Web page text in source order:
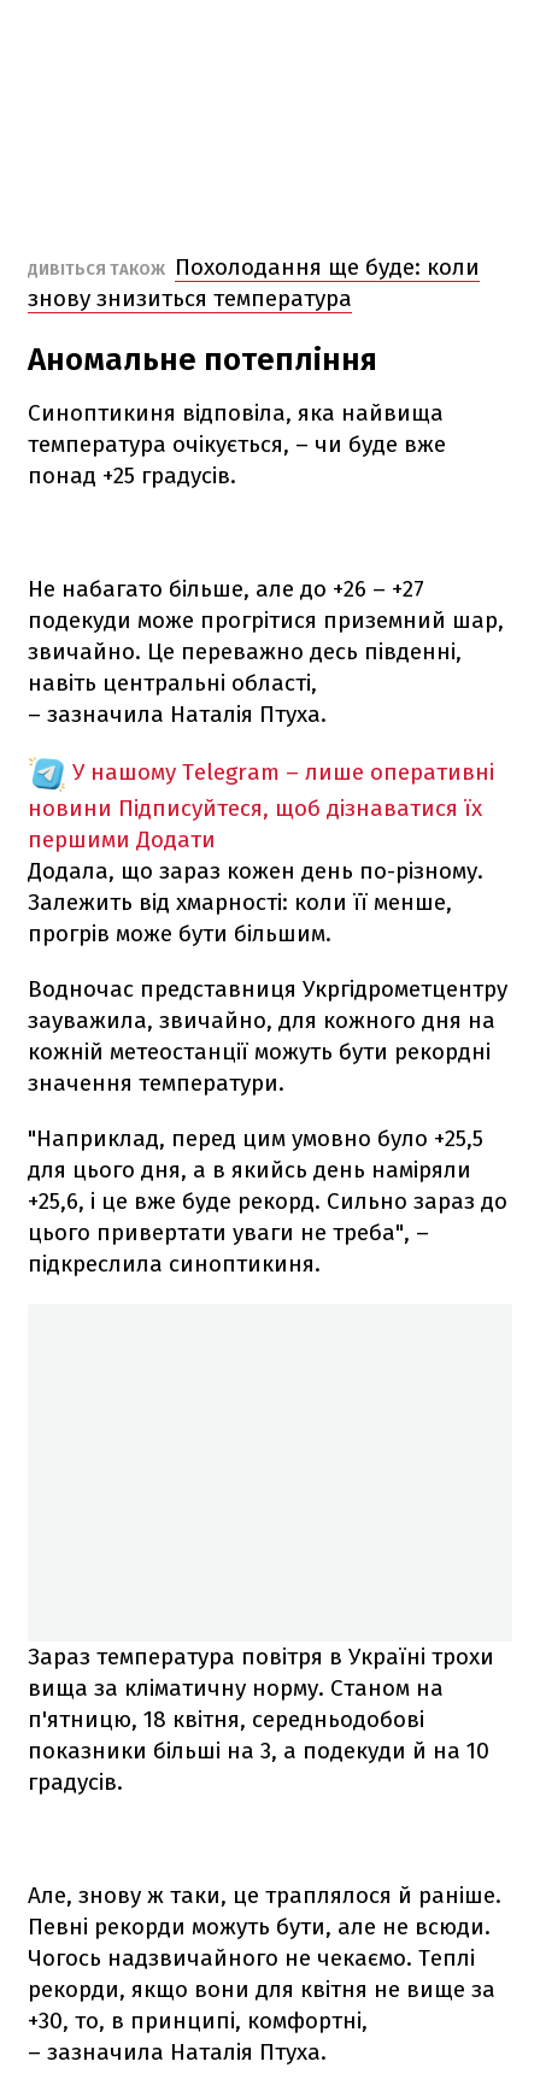
ДИВІТЬСЯ ТАКОЖ
Похолодання ще буде: коли
знову знизиться температура
Аномальне потепління
Синоптикиня відповіла, яка найвища
температура очікується, – чи буде вже
понад +25 градусів.
Не набагато більше, але до +26 – +27
подекуди може прогрітися приземний шар,
звичайно. Це переважно десь південні,
навіть центральні області,
– зазначила Наталія Птуха.
У нашому Telegram – лише оперативні
новини Підписуйтеся, щоб дізнаватися їх
першими Додати
Додала, що зараз кожен день по-різному.
Залежить від хмарності: коли її менше,
прогрів може бути більшим.
Водночас представниця Укргідрометцентру
зауважила, звичайно, для кожного дня на
кожній метеостанції можуть бути рекордні
значення температури.
"Наприклад, перед цим умовно було +25,5
для цього дня, а в якийсь день наміряли
+25,6, і це вже буде рекорд. Сильно зараз до
цього привертати уваги не треба", –
підкреслила синоптикиня.
Зараз температура повітря в Україні трохи
вища за кліматичну норму. Станом на
п'ятницю, 18 квітня, середньодобові
показники більші на 3, а подекуди й на 10
градусів.
Але, знову ж таки, це траплялося й раніше.
Певні рекорди можуть бути, але не всюди.
Чогось надзвичайного не чекаємо. Теплі
рекорди, якщо вони для квітня не вище за
+30, то, в принципі, комфортні,
– зазначила Наталія Птуха.